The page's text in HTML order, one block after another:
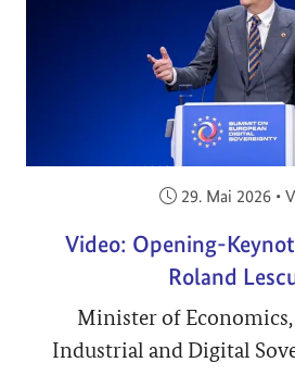
Veröffentlicht
29. Mai 2026 •
Video: Opening-
Roland
Minister of
Industrial and Digital